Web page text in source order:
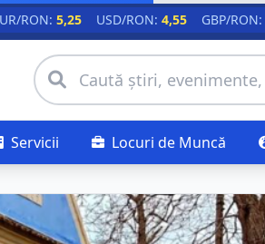
RON: 5,25 USD/RON: 4,55 GBP/RON:
Servicii Locuri de Muncă